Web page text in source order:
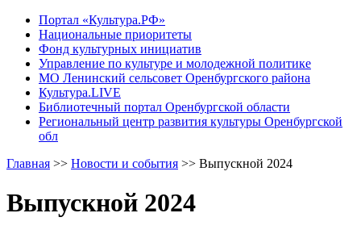
Портал «Культура.РФ»
Национальные приоритеты
Фонд культурных инициатив
Управление по культуре и молодежной политике
МО Ленинский сельсовет Оренбургского района
Культура.LIVE
Библиотечный портал Оренбургской области
Региональный центр развития культуры Оренбургской
обл
Главная >> Новости и события >> Выпускной 2024
Выпускной 2024